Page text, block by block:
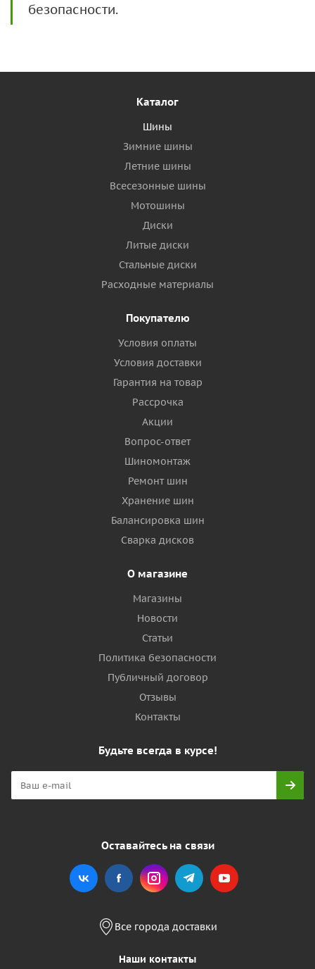
безопасности.
Каталог
Шины
Зимние шины
Летние шины
Всесезонные шины
Мотошины
Диски
Литые диски
Стальные диски
Расходные материалы
Покупателю
Условия оплаты
Условия доставки
Гарантия на товар
Рассрочка
Акции
Вопрос-ответ
Шиномонтаж
Ремонт шин
Хранение шин
Балансировка шин
Сварка дисков
О магазине
Магазины
Новости
Статьи
Политика безопасности
Публичный договор
Отзывы
Контакты
Будьте всегда в курсе!
Оставайтесь на связи
Все города доставки
Наши контакты